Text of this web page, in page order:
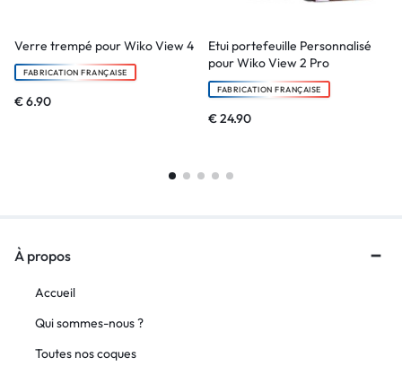
Verre trempé pour Wiko View 4
FABRICATION FRANÇAISE
€6.90
Etui portefeuille Personnalisé
pour Wiko View 2 Pro
FABRICATION FRANÇAISE
€24.90
À propos
Accueil
Qui sommes-nous ?
Toutes nos coques